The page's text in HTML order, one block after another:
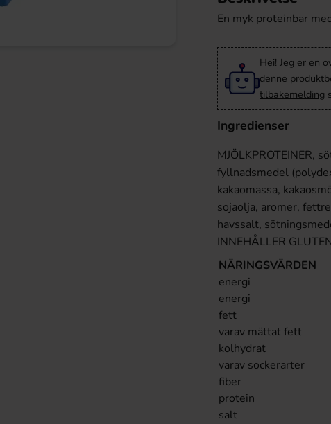
En myk proteinbar
Hei! Jeg er en
denne
tilbakemelding
Ingredienser
MJÖLKPROTEINER,
fyllnadsmedel
kakaomassa,
sojaolja, aromer,
havssalt,
INNEHÅLLER
NÄRINGSVÄRDEN
energi
energi
fett
varav mättat fett
kolhydrat
varav sockerarter
fiber
protein
salt